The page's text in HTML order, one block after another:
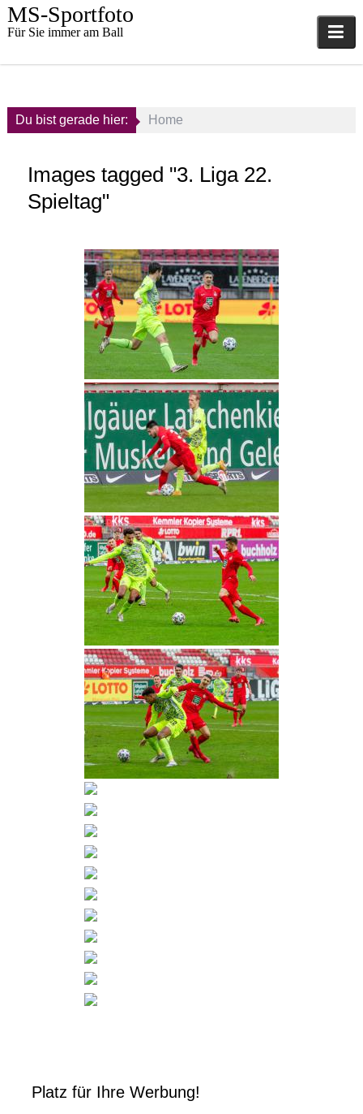
Skip
toMS-Sportfoto
Für Sie immer am Ball
Du bist gerade hier: Home
Images tagged "3. Liga 22.
Spieltag"
Platz für Ihre Werbung!